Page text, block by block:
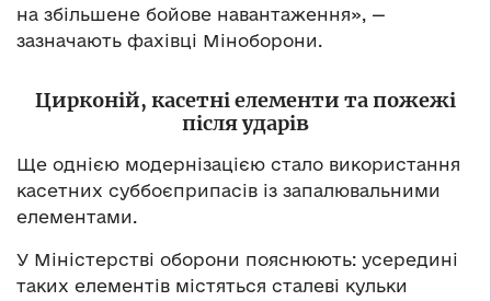
на збільшене бойове навантаження», —
зазначають фахівці Міноборони.
Цирконій, касетні елементи та пожежі
після ударів
Ще однією модернізацією стало використання
касетних суббоєприпасів із запалювальними
елементами.
У Міністерстві оборони пояснюють: усередині
таких елементів містяться сталеві кульки